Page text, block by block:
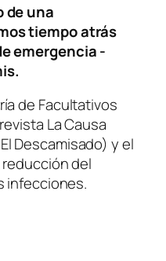
de una
tiempo atrás
emergencia -
de Facultativos
La Causa
Descamisado) y el
del
infecciones.